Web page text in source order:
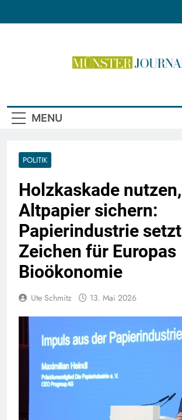
MENU
POLITIK
Holzkaskade nutzen,
Altpapier sichern:
Papierindustrie setzt
Zeichen für Europas
Bioökonomie
Ute Schmitz 13. Mai 2026